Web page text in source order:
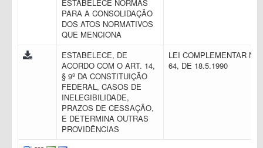
ESTABELECE NORMAS
PARA A CONSOLIDAÇÃO
DOS ATOS NORMATIVOS
QUE MENCIONA
ESTABELECE, DE
ACORDO COM O ART. 14,
§ 9º DA CONSTITUIÇÃO
FEDERAL, CASOS DE
INELEGIBILIDADE,
PRAZOS DE CESSAÇÃO,
E DETERMINA OUTRAS
PROVIDÊNCIAS
LEI COMPLEMENTAR N.
64, DE 18.5.1990